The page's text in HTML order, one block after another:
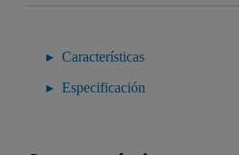
Características
Especificación